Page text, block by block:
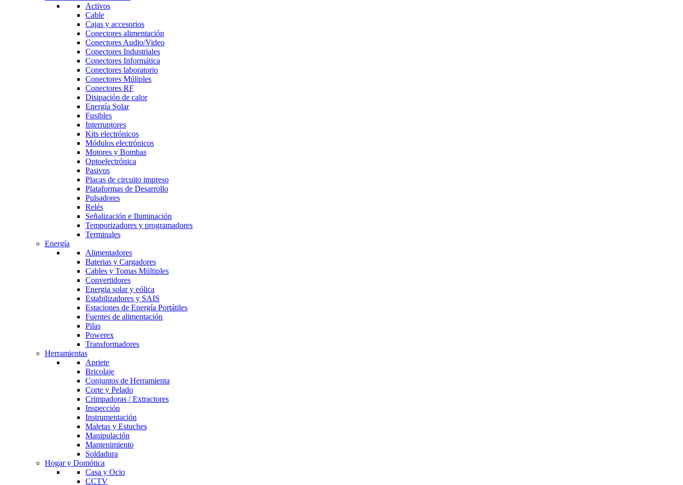
Activos
Cable
Cajas y accesorios
Conectores alimentación
Conectores Audio/Video
Conectores Industriales
Conectores Informática
Conectores laboratorio
Conectores Múliples
Conectores RF
Disipación de calor
Energía Solar
Fusibles
Interruptores
Kits electrónicos
Módulos electrónicos
Motores y Bombas
Optoelectrónica
Pasivos
Placas de circuito impreso
Plataformas de Desarrollo
Pulsadores
Relés
Señalización e Iluminación
Temporizadores y programadores
Terminales
Energía
Alimentadores
Baterias y Cargadores
Cables y Tomas Múltiples
Convertidores
Energia solar y eólica
Estabilizadores y SAIS
Estaciones de Energía Portátiles
Fuentes de alimentación
Pilas
Powerex
Transformadores
Herramientas
Apriete
Bricolaje
Conjuntos de Herramienta
Corte y Pelado
Crimpadoras / Extractores
Inspección
Instrumentación
Maletas y Estuches
Manipulación
Mantenimiento
Soldadura
Hogar y Domótica
Casa y Ocio
CCTV